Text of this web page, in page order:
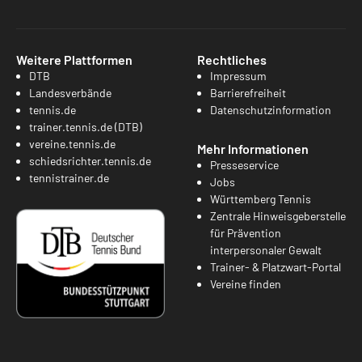
Weitere Plattformen
DTB
Landesverbände
tennis.de
trainer.tennis.de (DTB)
vereine.tennis.de
schiedsrichter.tennis.de
tennistrainer.de
Rechtliches
Impressum
Barrierefreiheit
Datenschutzinformation
Mehr Informationen
Presseservice
Jobs
Württemberg Tennis
Zentrale Hinweisgeberstelle
für Prävention
interpersonaler Gewalt
Trainer- & Platzwart-Portal
Vereine finden